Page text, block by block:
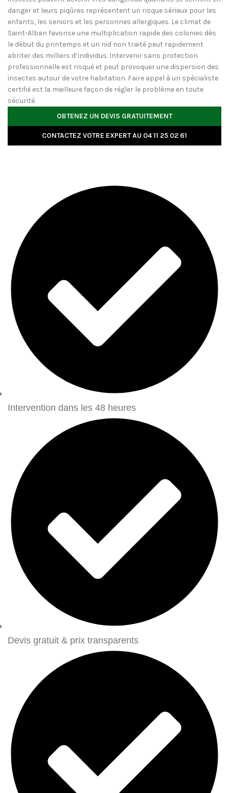
danger et leurs piqûres représentent un risque sérieux pour les
enfants, les seniors et les personnes allergiques. Le climat de
Saint-Alban favorise une multiplication rapide des colonies dès
le début du printemps et un nid non traité peut rapidement
abriter des milliers d’individus. Intervenir sans protection
professionnelle est risqué et peut provoquer une dispersion des
insectes autour de votre habitation. Faire appel à un spécialiste
certifié est la meilleure façon de régler le problème en toute
sécurité.
OBTENEZ UN DEVIS GRATUITEMENT
CONTACTEZ VOTRE EXPERT AU 04 11 25 02 61
Intervention dans les 48 heures
Devis gratuit & prix transparents